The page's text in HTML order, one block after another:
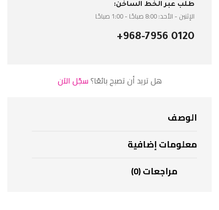
طلب عبر الخط الساخن:
الإثنين - الأحد: 8:00 صباحًا - 1:00 صباحًا
+968-7956 0120
هل تريد أن تصبح بائعًا؟سجّل الآن
الوصف
معلومات إضافية
مراجعات (0)